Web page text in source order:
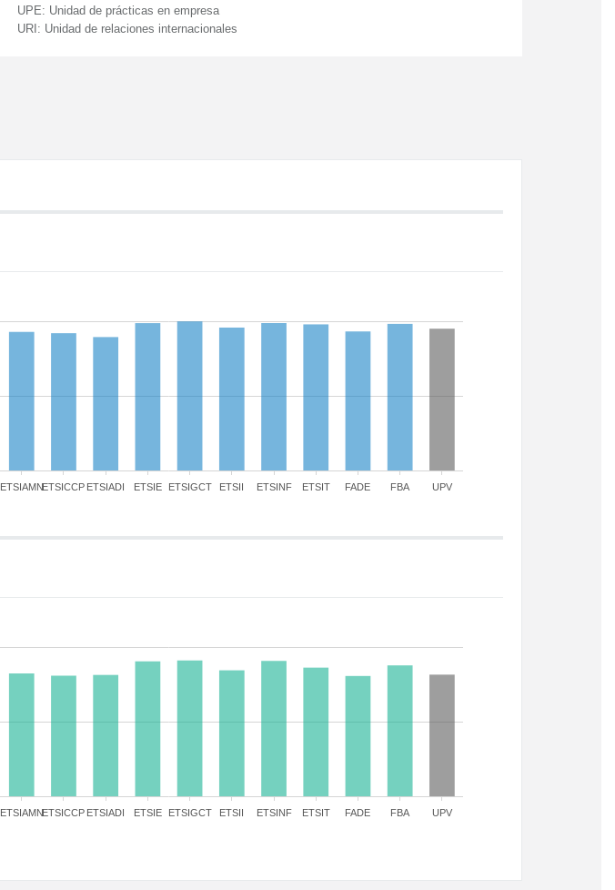
UPE: Unidad de prácticas en empresa
URI: Unidad de relaciones internacionales
ETSIAMNETSICCP ETSIADI ETSIE ETSIGCT ETSII ETSINF ETSIT FADE FBA UPV
ETSIAMNETSICCP ETSIADI ETSIE ETSIGCT ETSII ETSINF ETSIT FADE FBA UPV